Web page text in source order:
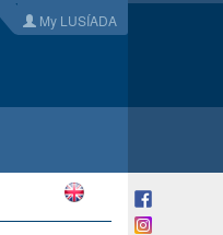
My LUSÍADA